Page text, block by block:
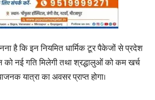
है कि इन नियमित धार्मिक टूर पैकेजों से प्रदेश
को नई गति मिलेगी तथा श्रद्धालुओं को कम खर्च
यात्रा का अवसर प्राप्त होगा।